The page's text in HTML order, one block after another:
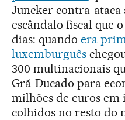
Juncker contra-ataca
escândalo fiscal que
dias: quando era
luxemburguês
300 multinacionais
Grã-Ducado para
milhões de euros em
colhidos no resto do